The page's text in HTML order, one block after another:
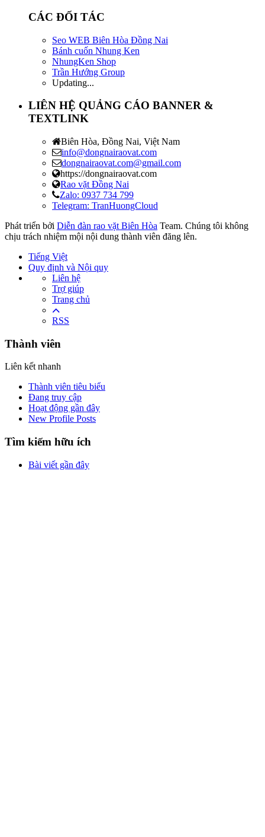
CÁC ĐỐI TÁC
Seo WEB Biên Hòa Đồng Nai
Bánh cuốn Nhung Ken
NhungKen Shop
Trần Hướng Group
Updating...
LIÊN HỆ QUẢNG CÁO BANNER &
TEXTLINK
Biên Hòa, Đồng Nai, Việt Nam
info@dongnairaovat.com
dongnairaovat.com@gmail.com
https://dongnairaovat.com
Rao vặt Đồng Nai
Zalo: 0937 734 799
Telegram: TranHuongCloud
Phát triển bởi Diễn đàn rao vặt Biên Hòa Team. Chúng tôi không
chịu trách nhiệm mội nội dung thành viên đăng lên.
Tiếng Việt
Quy định và Nội quy
Liên hệ
Trợ giúp
Trang chủ
RSS
Thành viên
Liên kết nhanh
Thành viên tiêu biểu
Đang truy cập
Hoạt động gần đây
New Profile Posts
Tìm kiếm hữu ích
Bài viết gần đây